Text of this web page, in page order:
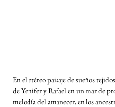
En el etéreo paisaje de sueños
de Yenifer y Rafael en un mar de
melodía del amanecer, en los